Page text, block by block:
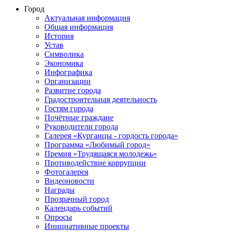
Город
Актуальная информация
Общая информация
История
Устав
Символика
Экономика
Инфографика
Организации
Развитие города
Градостроительная деятельность
Гостям города
Почётные граждане
Руководители города
Галерея «Курганцы - гордость города»
Программа «Любимый город»
Премия «Трудящаяся молодежь»
Противодействие коррупции
Фотогалерея
Видеоновости
Награды
Прозрачный город
Календарь событий
Опросы
Инициативные проекты